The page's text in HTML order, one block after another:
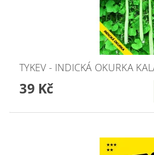
TYKEV - INDICKÁ OKURKA
39 Kč